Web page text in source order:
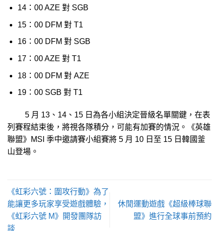
14：00 AZE 對 SGB
15：00 DFM 對 T1
16：00 DFM 對 SGB
17：00 AZE 對 T1
18：00 DFM 對 AZE
19：00 SGB 對 T1
5 月 13、14、15 日為各小組決定晉級名單關鍵，在表
列賽程結束後，將視各隊積分，可能有加賽的情況。《英雄
聯盟》MSI 季中邀請賽小組賽將 5 月 10 日至 15 日韓國釜
山登場。
《虹彩六號：圍攻行動》為了
能讓更多玩家享受遊戲體驗，
《虹彩六號 M》開發團隊訪
談
休閒運動遊戲《超級棒球聯
盟》進行全球事前預約